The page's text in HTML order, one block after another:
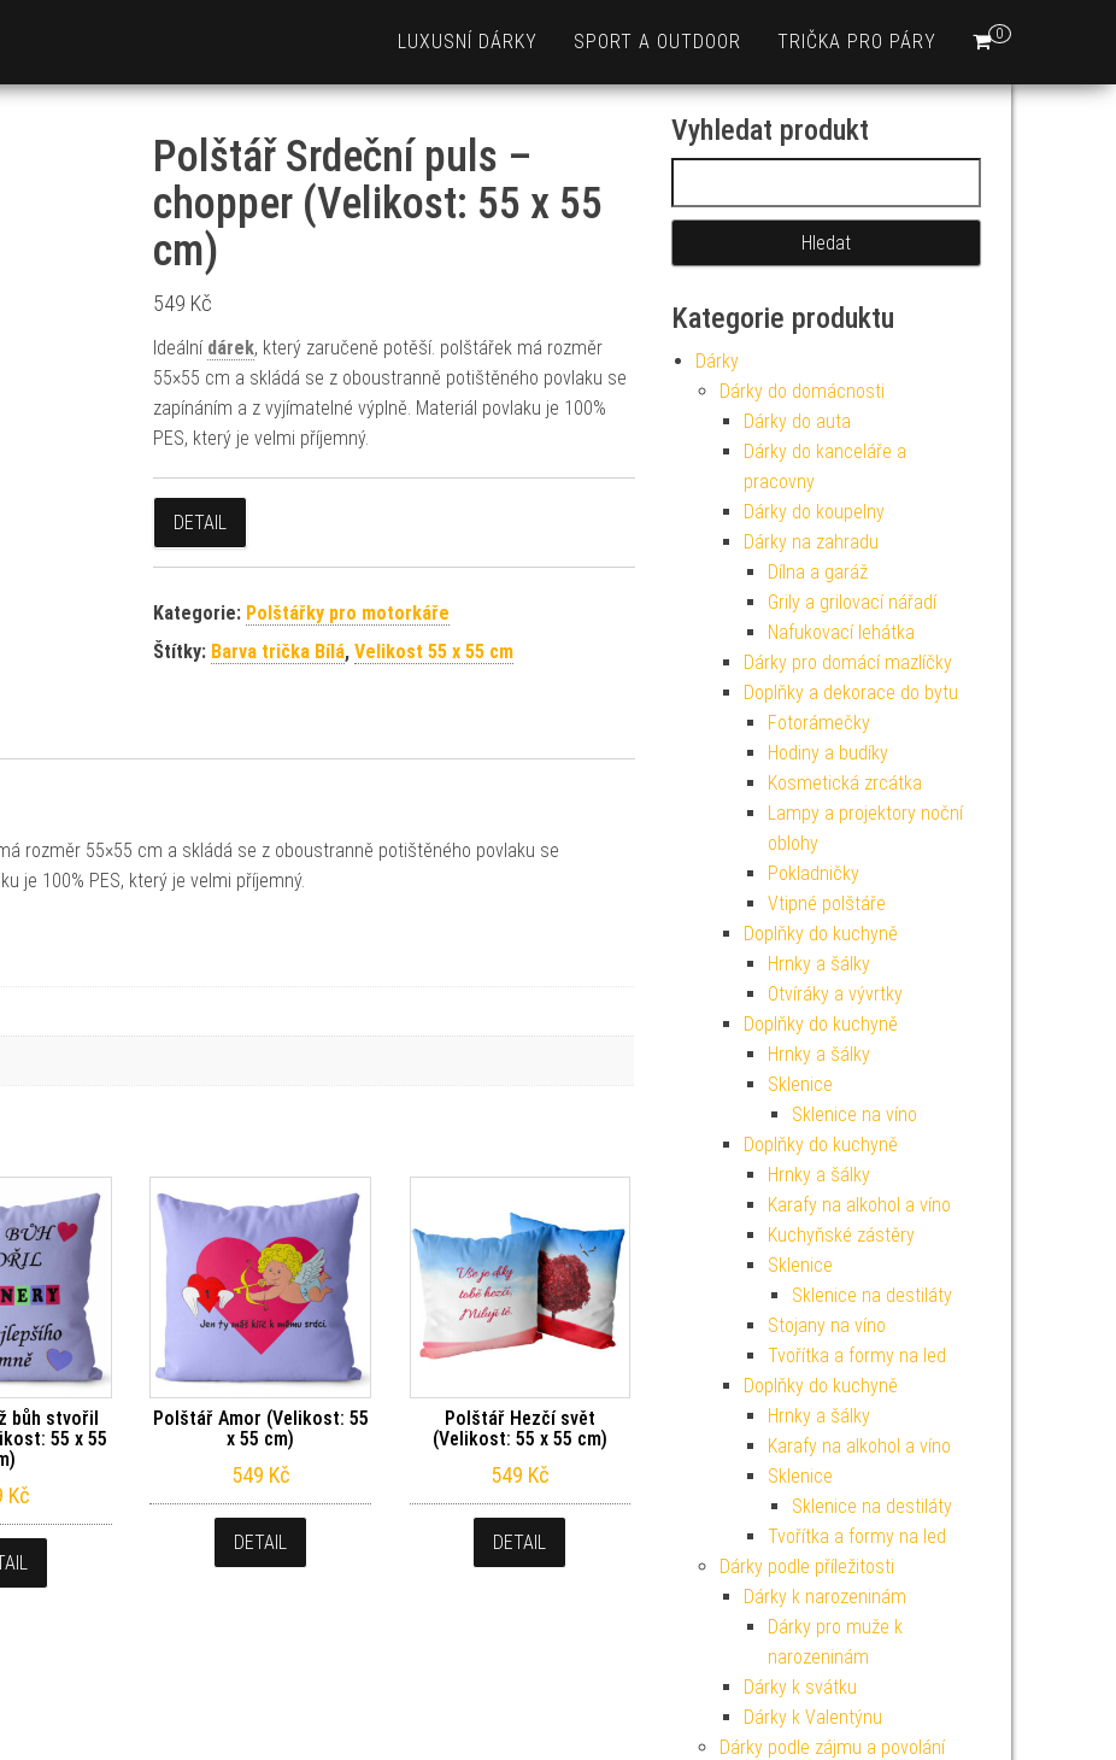
0
LUXUSNÍ DÁRKY SPORT A OUTDOOR TRIČKA PRO PÁRY
Polštář Srdeční puls –
chopper (Velikost: 55 x 55
cm)
549 Kč
Ideální dárek, který zaručeně potěší. polštářek má rozměr
55×55 cm a skládá se z oboustranně potištěného povlaku se
zapínáním a z vyjímatelné výplně. Materiál povlaku je 100%
PES, který je velmi příjemný.
DETAIL
Kategorie: Polštářky pro motorkáře
Štítky: Barva trička Bílá, Velikost 55 x 55 cm
rozměr 55×55 cm a skládá se z oboustranně potištěného povlaku se
je 100% PES, který je velmi příjemný.
bůh stvořil
55 x 55
Kč
Polštář Amor (Velikost: 55
x 55 cm)
549 Kč
DETAIL
Polštář Hezčí svět
(Velikost: 55 x 55 cm)
549 Kč
DETAIL
Vyhledat produkt
Kategorie produktu
Dárky
Dárky do domácnosti
Dárky do auta
Dárky do kanceláře a
pracovny
Dárky do koupelny
Dárky na zahradu
Dílna a garáž
Grily a grilovací nářadí
Nafukovací lehátka
Dárky pro domácí mazlíčky
Doplňky a dekorace do bytu
Fotorámečky
Hodiny a budíky
Kosmetická zrcátka
Lampy a projektory noční
oblohy
Pokladničky
Vtipné polštáře
Doplňky do kuchyně
Hrnky a šálky
Otvíráky a vývrtky
Doplňky do kuchyně
Hrnky a šálky
Sklenice
Sklenice na víno
Doplňky do kuchyně
Hrnky a šálky
Karafy na alkohol a víno
Kuchyňské zástěry
Sklenice
Sklenice na destiláty
Stojany na víno
Tvořítka a formy na led
Doplňky do kuchyně
Hrnky a šálky
Karafy na alkohol a víno
Sklenice
Sklenice na destiláty
Tvořítka a formy na led
Dárky podle příležitosti
Dárky k narozeninám
Dárky pro muže k
narozeninám
Dárky k svátku
Dárky k Valentýnu
Dárky podle zájmu a povolání